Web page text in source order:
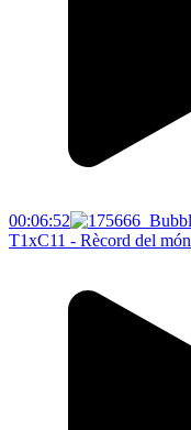
00:06:52
T1xC11 - Rècord del món